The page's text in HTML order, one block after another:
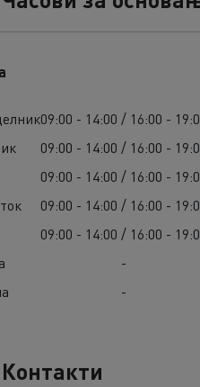
09:00 - 14:00 / 16:00 -
09:00 - 14:00 / 16:00 -
09:00 - 14:00 / 16:00 -
09:00 - 14:00 / 16:00 -
09:00 - 14:00 / 16:00 -
-
-
Контакти